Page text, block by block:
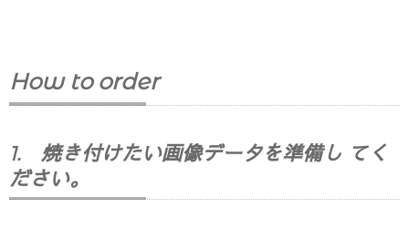
How to order
1. 焼き付けたい画像データを準備し てく
ださい。